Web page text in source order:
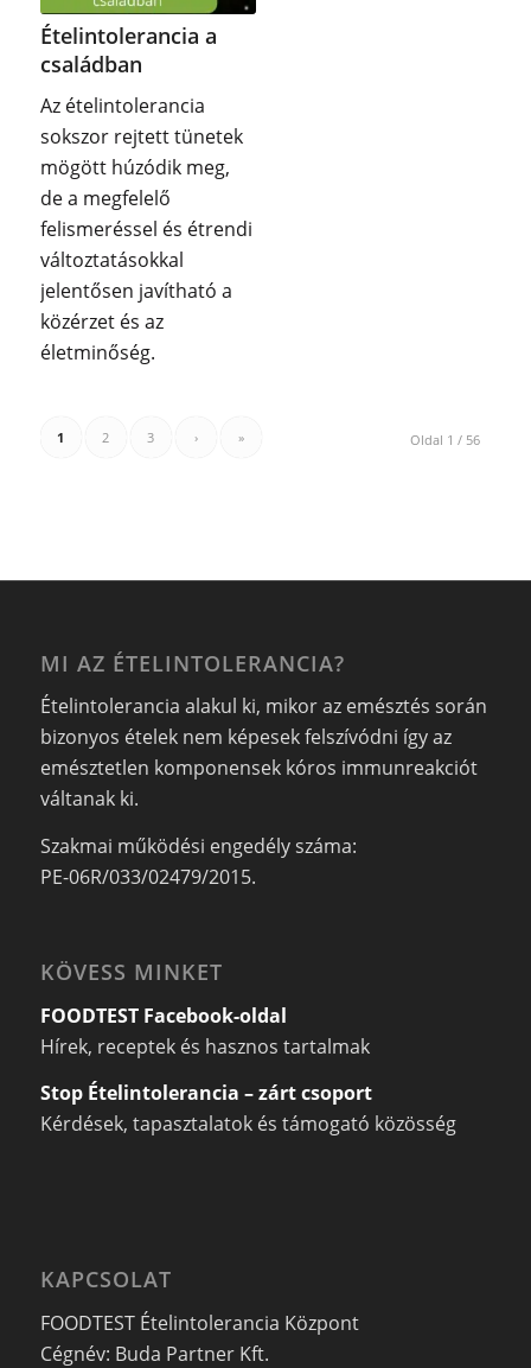
Ételintolerancia a
családban
Az ételintolerancia
sokszor rejtett tünetek
mögött húzódik meg,
de a megfelelő
felismeréssel és étrendi
változtatásokkal
jelentősen javítható a
közérzet és az
életminőség.
Oldal 1 / 56
1 2 3 › »
MI AZ ÉTELINTOLERANCIA?
Ételintolerancia alakul ki, mikor az emésztés során
bizonyos ételek nem képesek felszívódni így az
emésztetlen komponensek kóros immunreakciót
váltanak ki.
Szakmai működési engedély száma:
PE-06R/033/02479/2015.
KÖVESS MINKET
FOODTEST Facebook-oldal
Hírek, receptek és hasznos tartalmak
Stop Ételintolerancia – zárt csoport
Kérdések, tapasztalatok és támogató közösség
KAPCSOLAT
FOODTEST Ételintolerancia Központ
Cégnév: Buda Partner Kft.